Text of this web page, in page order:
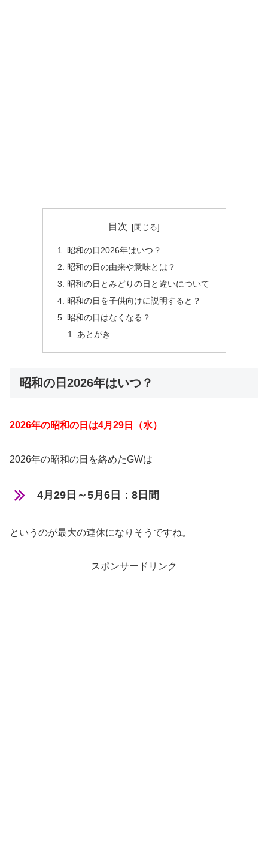
目次
昭和の日2026年はいつ？
昭和の日の由来や意味とは？
昭和の日とみどりの日と違いについて
昭和の日を子供向けに説明すると？
昭和の日はなくなる？
あとがき
昭和の日2026年はいつ？
2026年の昭和の日は4月29日（水）
2026年の昭和の日を絡めたGWは
4月29日～5月6日：8日間
というのが最大の連休になりそうですね。
スポンサードリンク